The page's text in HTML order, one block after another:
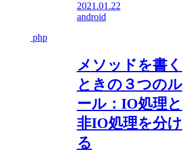
2021.01.22
android
php
メソッドを書く
ときの３つのル
ール：IO処理と
非IO処理を分け
る